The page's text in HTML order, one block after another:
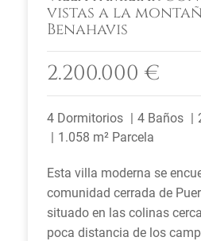
vistas a la
Benahavis
2.200.000 €
4 Dormitorios 4 Baños
1.058 m² Parcela
Esta villa moderna se
comunidad cerrada de
situado en las colinas
poca distancia de los